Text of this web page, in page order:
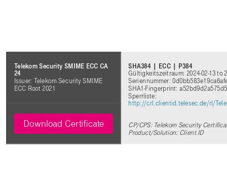
Telekom Security SMIME ECC CA
24
Issuer: Telekom Security SMIME
ECC Root 2021
SHA384 | ECC | P384
Gültigkeitszeitraum: 2024-02-13 to
Seriennummer:
SHA1-Fingerprint:
Sperrliste:
http://crl.clientid.telesec.de/rl/
CP/CPS: Telekom Security
Product/Solution: Client.ID
Download Certificate